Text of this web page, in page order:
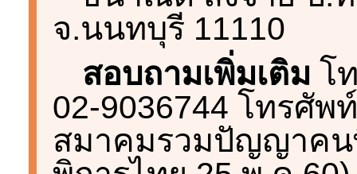
จ.นนทบุรี 11110
สอบถามเพิ่มเติม โ
02-9036744 โทรศัพ
สมาคมรวมปัญญาค